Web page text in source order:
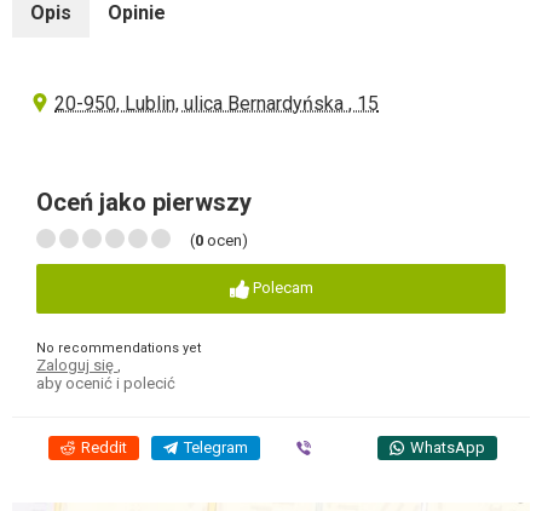
Opis Opinie
20-950, Lublin, ulica Bernardyńska , 15
Oceń jako pierwszy
(0 ocen)
Polecam
No recommendations yet
Zaloguj się
aby ocenić i polecić
Reddit Telegram WhatsApp